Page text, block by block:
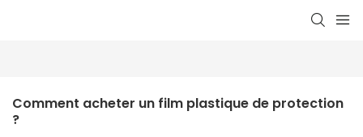
Comment acheter un film plastique de protection
?